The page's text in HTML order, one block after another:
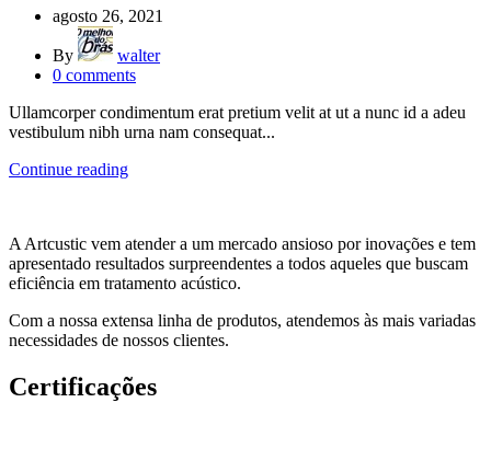
agosto 26, 2021
By
walter
0 comments
Ullamcorper condimentum erat pretium velit at ut a nunc id a adeu
vestibulum nibh urna nam consequat...
Continue reading
A Artcustic vem atender a um mercado ansioso por inovações e tem
apresentado resultados surpreendentes a todos aqueles que buscam
eficiência em tratamento acústico.
Com a nossa extensa linha de produtos, atendemos às mais variadas
necessidades de nossos clientes.
Certificações